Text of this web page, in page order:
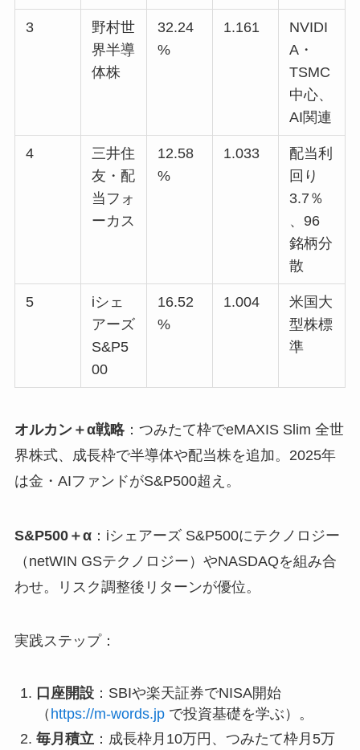
3
野村世
界半導
体株
32.24
%
1.161
NVIDI
A・
TSMC
中心、
AI関連
4
三井住
友・配
当フォ
ーカス
12.58
%
1.033
配当利
回り
3.7％
、96
銘柄分
散
5
iシェ
アーズ
S&P5
00
16.52
%
1.004
米国大
型株標
準
オルカン＋α戦略：つみたて枠でeMAXIS Slim 全世
界株式、成長枠で半導体や配当株を追加。2025年
は金・AIファンドがS&P500超え。
S&P500＋α：iシェアーズ S&P500にテクノロジー
（netWIN GSテクノロジー）やNASDAQを組み合
わせ。リスク調整後リターンが優位。
実践ステップ：
口座開設：SBIや楽天証券でNISA開始
（ https://m-words.jpで投資基礎を学ぶ）。
毎月積立 ：成長枠月10万円、つみたて枠月5万